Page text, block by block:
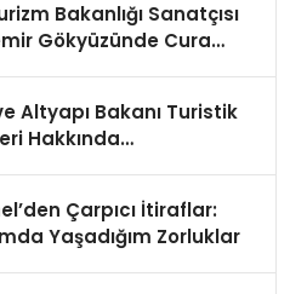
Bakanlığı Sanatçısı
Gökyüzünde Cura
Altyapı Bakanı Turistik
Hakkında
Çarpıcı İtiraflar:
Yaşadığım Zorluklar